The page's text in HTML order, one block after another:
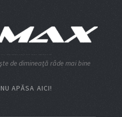
de dimineaţă râde mai bine
NU APĂSA AICI!